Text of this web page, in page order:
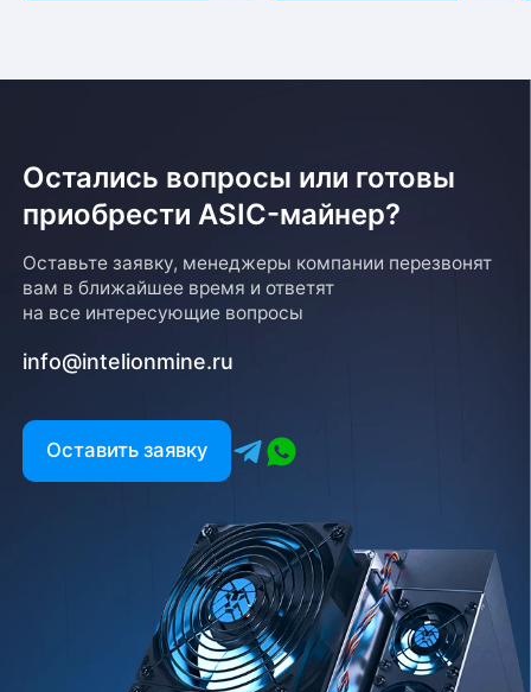
Остались вопросы или готовы
приобрести ASIC-майнер?
Оставьте заявку, менеджеры компании перезвонят
вам в ближайшее время и ответят
на все интересующие вопросы
info@intelionmine.ru
Оставить заявку